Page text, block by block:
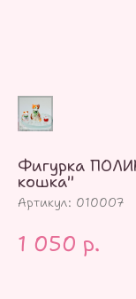
Фигурка
кошка"
Артикул: 010007
1 050 р.